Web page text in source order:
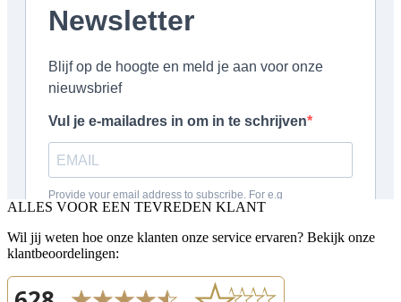
ALLES VOOR EEN TEVREDEN KLANT
Wil jij weten hoe onze klanten onze service ervaren? Bekijk onze
klantbeoordelingen: